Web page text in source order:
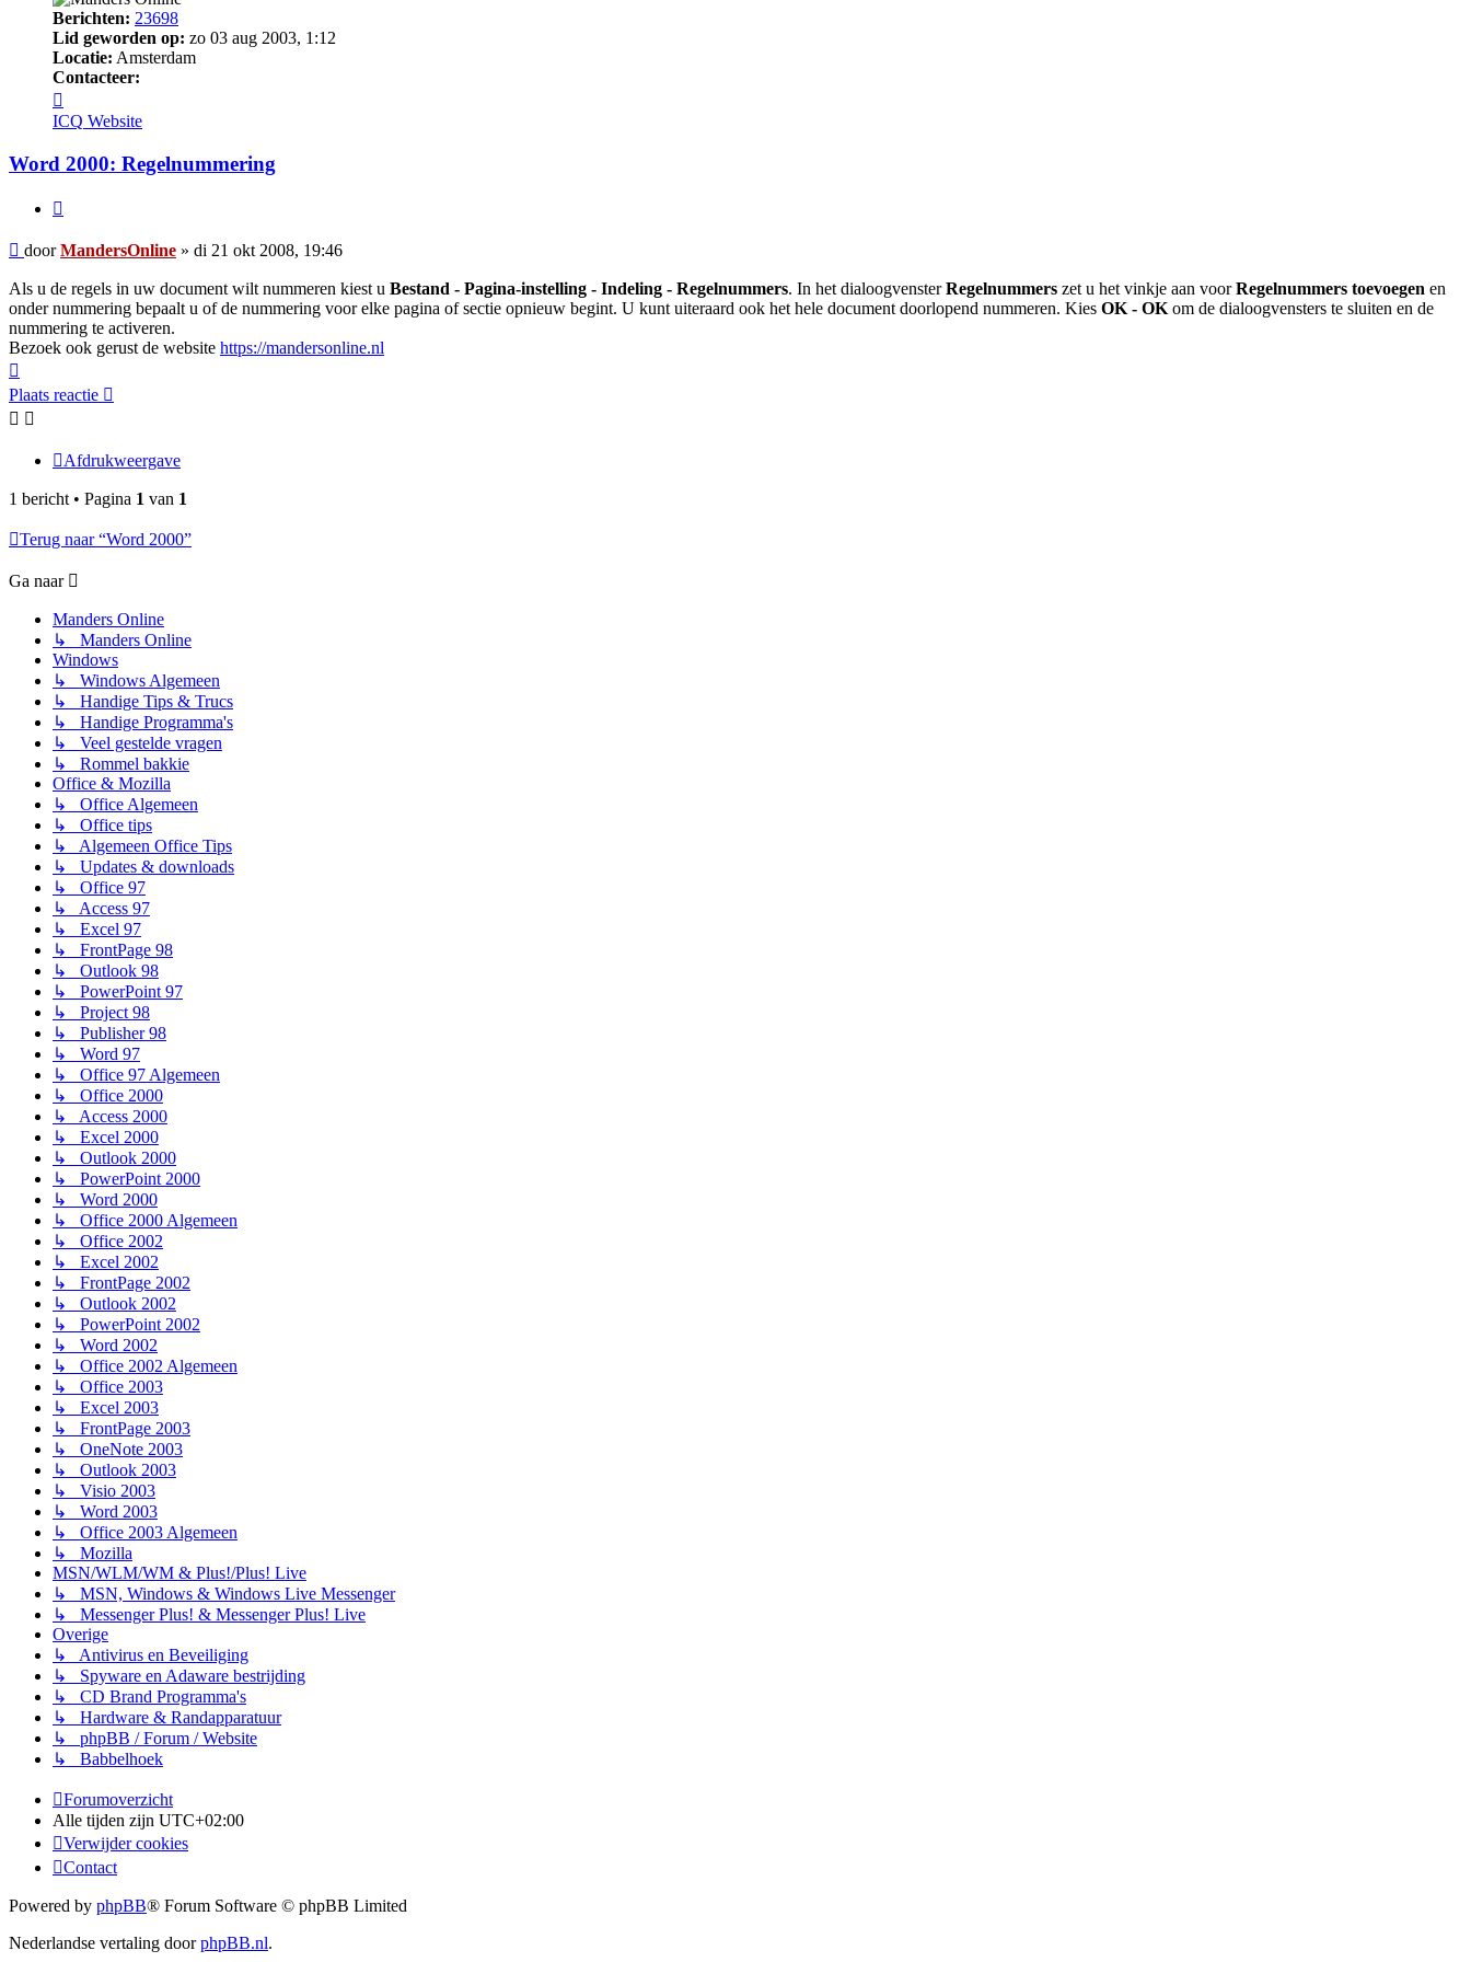
Berichten: 23698
Lid geworden op: zo 03 aug 2003, 1:12
Locatie: Amsterdam
Contacteer:
MandersOnline
ICQ Website
Word 2000: Regelnummering
Bericht
doorMandersOnline » di 21 okt 2008, 19:46
Als u de regels in uw document wilt nummeren kiest u Bestand - Pagina-instelling - Indeling - Regelnummers. In het dialoogvensterRegelnummers zet u het vinkje aan voorRegelnummers toevoegen en
onder nummering bepaalt u of de nummering voor elke pagina of sectie opnieuw begint. U kunt uiteraard ook het hele document doorlopend nummeren. Kies OK - OK om de dialoogvensters te sluiten en de
nummering te activeren.
Bezoek ook gerust de website https://mandersonline.nl
Plaats reactie
Afdrukweergave
1 bericht • Pagina 1 van 1
Terug naar “Word 2000”
Ga naar
Manders Online
↳ Manders Online
Windows
↳ Windows Algemeen
↳ Handige Tips & Trucs
↳ Handige Programma's
↳ Veel gestelde vragen
↳ Rommel bakkie
Office & Mozilla
↳ Office Algemeen
↳ Office tips
↳ Algemeen Office Tips
↳ Updates & downloads
↳ Office 97
↳ Access 97
↳ Excel 97
↳ FrontPage 98
↳ Outlook 98
↳ PowerPoint 97
↳ Project 98
↳ Publisher 98
↳ Word 97
↳ Office 97 Algemeen
↳ Office 2000
↳ Access 2000
↳ Excel 2000
↳ Outlook 2000
↳ PowerPoint 2000
↳ Word 2000
↳ Office 2000 Algemeen
↳ Office 2002
↳ Excel 2002
↳ FrontPage 2002
↳ Outlook 2002
↳ PowerPoint 2002
↳ Word 2002
↳ Office 2002 Algemeen
↳ Office 2003
↳ Excel 2003
↳ FrontPage 2003
↳ OneNote 2003
↳ Outlook 2003
↳ Visio 2003
↳ Word 2003
↳ Office 2003 Algemeen
↳ Mozilla
MSN/WLM/WM & Plus!/Plus! Live
↳ MSN, Windows & Windows Live Messenger
↳ Messenger Plus! & Messenger Plus! Live
Overige
↳ Antivirus en Beveiliging
↳ Spyware en Adaware bestrijding
↳ CD Brand Programma's
↳ Hardware & Randapparatuur
↳ phpBB / Forum / Website
↳ Babbelhoek
Forumoverzicht
Alle tijden zijn UTC+02:00
Verwijder cookies
Contact
Powered by phpBB® Forum Software © phpBB Limited
Nederlandse vertaling doorphpBB.nl.